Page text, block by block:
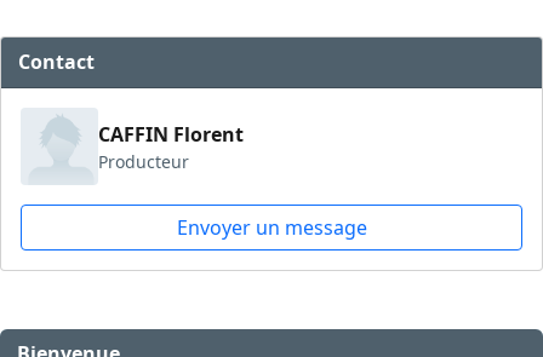
Contact
CAFFIN Florent
Producteur
Envoyer un message